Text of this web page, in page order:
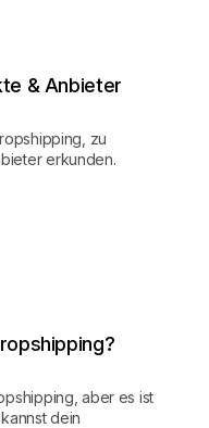
& Anbieter
zu
erkunden.
aber es ist
dein